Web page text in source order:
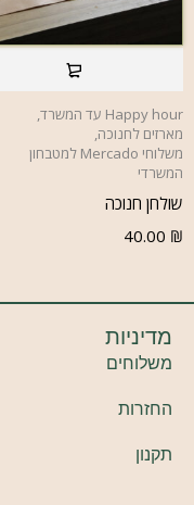
Happy hour עד המשרד
,
מארזים לחנוכה,
משלוחי Mercado למטבחון
המשרדי
שולחן חנוכה
40.00 ₪
מדיניות
משלוחים
החזרות
תקנון